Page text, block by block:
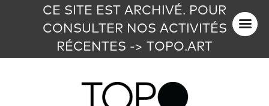
CE SITE EST ARCHIVÉ. POUR
CONSULTER NOS ACTIVITÉS
RÉCENTES -> TOPO.ART